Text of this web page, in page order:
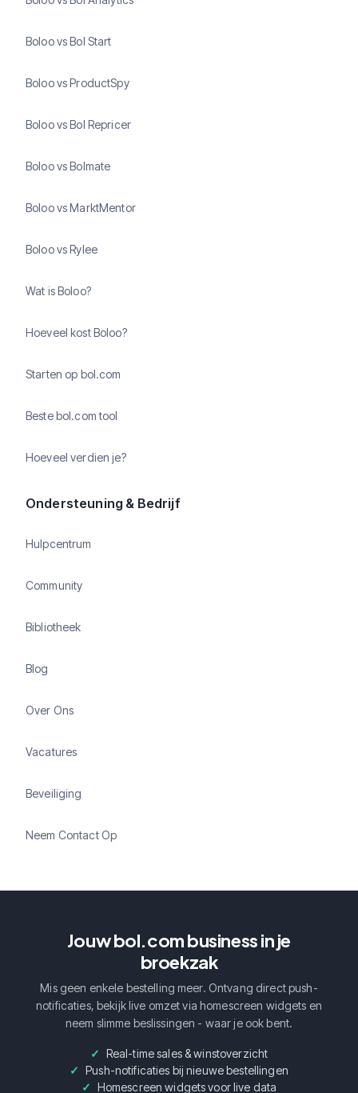
Boloo vs Bol Start
Boloo vs ProductSpy
Boloo vs Bol Repricer
Boloo vs Bolmate
Boloo vs MarktMentor
Boloo vs Rylee
Wat is Boloo?
Hoeveel kost Boloo?
Starten op bol.com
Beste bol.com tool
Hoeveel verdien je?
Ondersteuning & Bedrijf
Hulpcentrum
Community
Bibliotheek
Blog
Over Ons
Vacatures
Beveiliging
Neem Contact Op
Jouw bol.com business in je
broekzak
Mis geen enkele bestelling meer. Ontvang direct push-
notificaties, bekijk live omzet via homescreen widgets en
neem slimme beslissingen - waar je ook bent.
Real-time sales & winstoverzicht
Push-notificaties bij nieuwe bestellingen
Homescreen widgets voor live data